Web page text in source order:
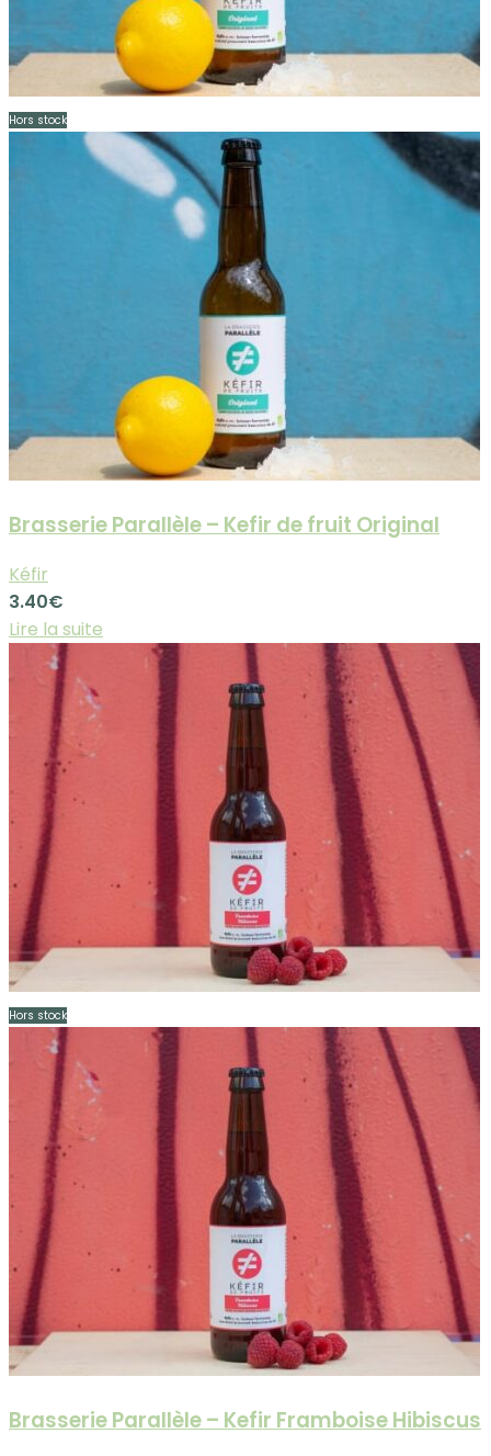
Hors stock
Brasserie Parallèle – Kefir de fruit Original
Kéfir
3.40€
Lire la suite
Hors stock
Brasserie Parallèle – Kefir Framboise Hibiscus